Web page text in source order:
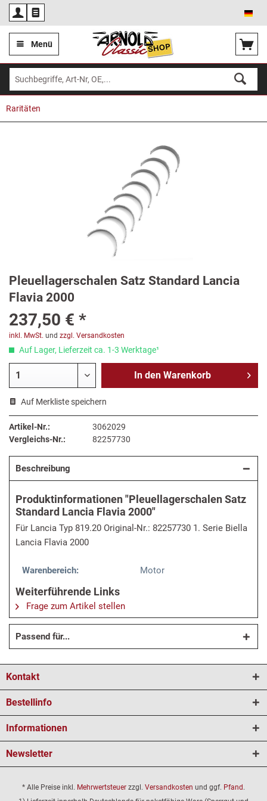
Menü
Raritäten
Pleuellagerschalen Satz Standard Lancia
Flavia 2000
237,50 € *
inkl. MwSt. und zzgl. Versandkosten
Auf Lager, Lieferzeit ca. 1-3 Werktage¹
In den Warenkorb
Auf Merkliste speichern
Artikel-Nr.:
3062029
Vergleichs-Nr.:
82257730
Beschreibung
Produktinformationen "Pleuellagerschalen Satz
Standard Lancia Flavia 2000"
Für Lancia Typ 819.20 Original-Nr.: 82257730 1. Serie Biella
Lancia Flavia 2000
Warenbereich: Motor
Weiterführende Links
Frage zum Artikel stellen
Passend für...
Kontakt
Bestellinfo
Informationen
Newsletter
* Alle Preise inkl. Mehrwertsteuer zzgl. Versandkosten und ggf. Pfand.